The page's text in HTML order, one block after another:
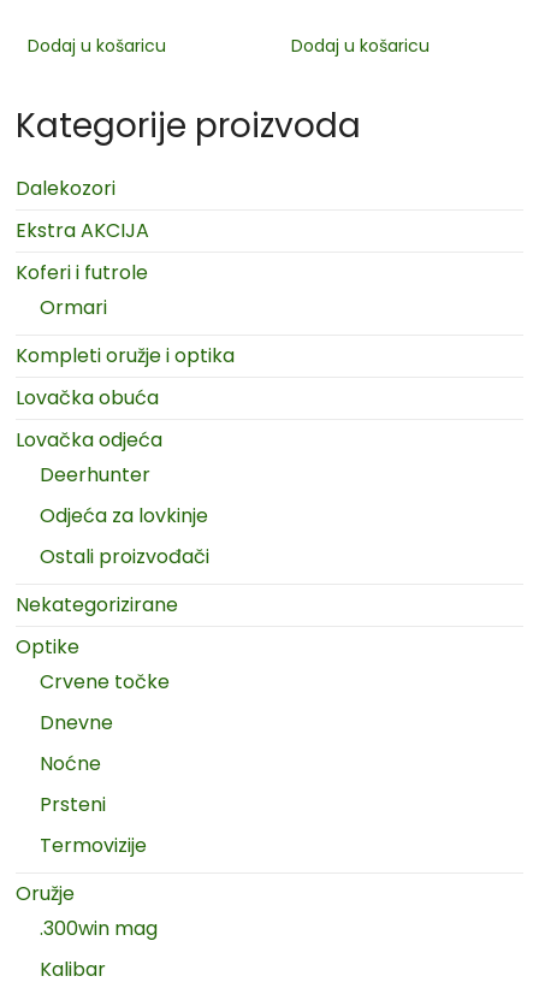
Dodaj u košaricu Dodaj u košaricu
Kategorije proizvoda
Dalekozori
Ekstra AKCIJA
Koferi i futrole
Ormari
Kompleti oružje i optika
Lovačka obuća
Lovačka odjeća
Deerhunter
Odjeća za lovkinje
Ostali proizvođači
Nekategorizirane
Optike
Crvene točke
Dnevne
Noćne
Prsteni
Termovizije
Oružje
.300win mag
Kalibar